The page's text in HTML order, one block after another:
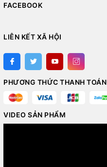
FACEBOOK
LIÊN KẾT XÃ HỘI
PHƯƠNG THỨC THANH TOÁN
VIDEO SẢN PHẨM